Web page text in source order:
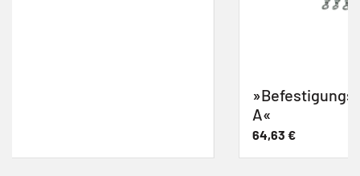
»Befestigungssatz Abhängung Rohrsystem
Auf Lager